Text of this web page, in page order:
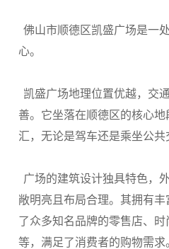
佛山市顺德区凯盛广场是一
心。
凯盛广场地理位置优越，交
善。它坐落在顺德区的核心
汇，无论是驾车还是乘坐公共
广场的建筑设计独具特色，
敞明亮且布局合理。其拥有
了众多知名品牌的零售店、
等，满足了消费者的购物需求